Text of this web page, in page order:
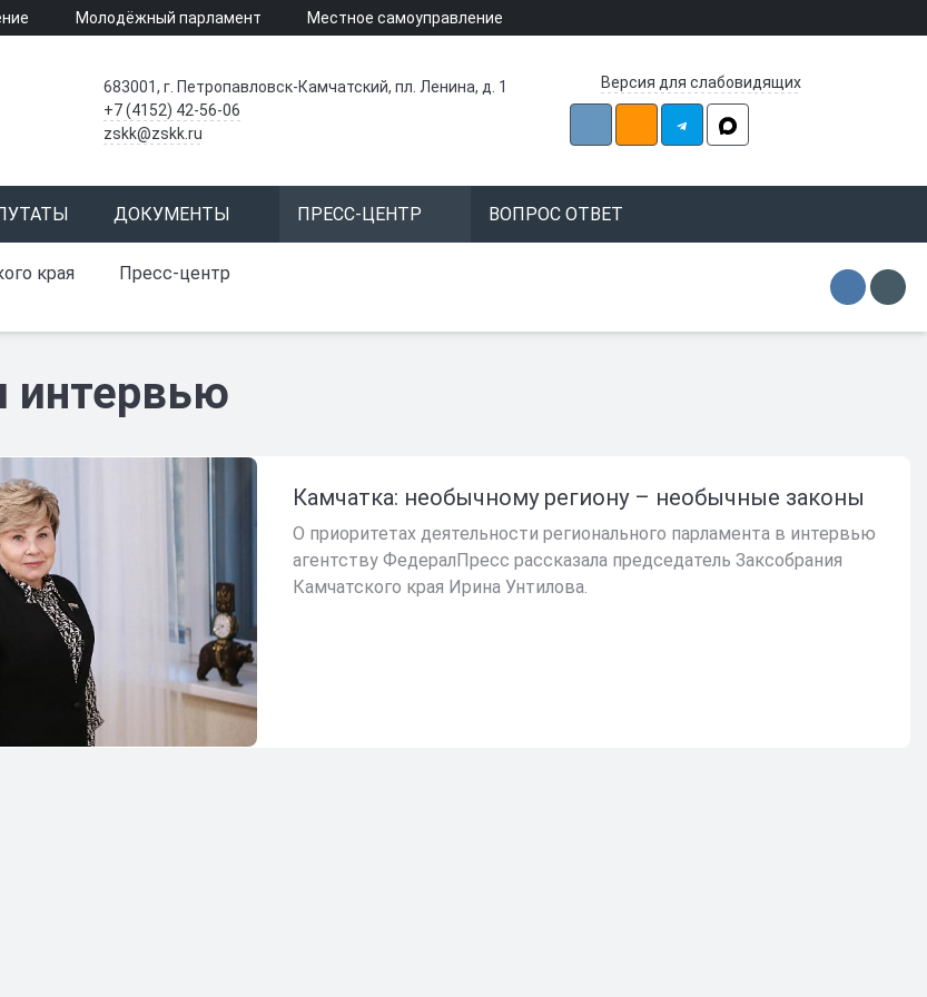
Молодёжный парламент Местное самоуправление
683001, г. Петропавловск-Камчатский, пл. Ленина, д. 1
+7 (4152) 42-56-06
zskk@zskk.ru
Версия для слабовидящих
ДОКУМЕНТЫ ПРЕСС-ЦЕНТР ВОПРОС ОТВЕТ
края
Пресс-центр
интервью
Камчатка: необычному региону – необычные законы
О приоритетах деятельности регионального парламента в интервью
агентству ФедералПресс рассказала председатель Заксобрания
Камчатского края Ирина Унтилова.